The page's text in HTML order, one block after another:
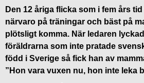
Den 12 åriga flicka som i fem års
närvaro på träningar och bäst på
plötsligt komma. När ledaren
föräldrarna som inte pratade
född i Sverige så fick han av
”Hon vara vuxen nu, hon inte leka